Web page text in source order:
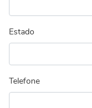
Estado
Telefone